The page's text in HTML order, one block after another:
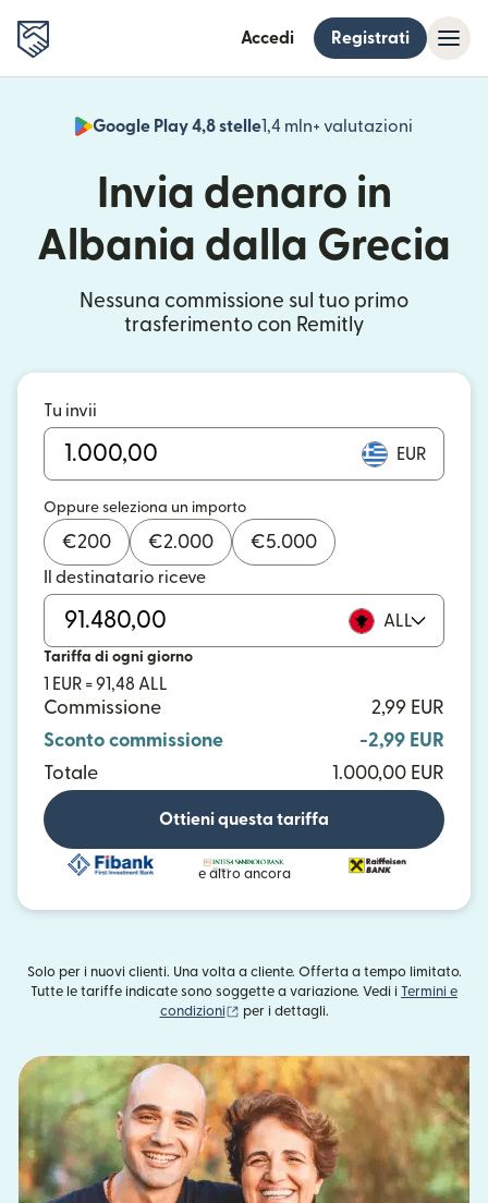
Accedi Registrati
Google Play 4,8 stelle1,4 mln+ valutazioni
Invia denaro in
Albania dalla Grecia
Nessuna commissione sul tuo primo
trasferimento con Remitly
Tu invii
EUR
Oppure seleziona un importo
€200 €2.000 €5.000
Il destinatario riceve
ALL
Tariffa di ogni giorno
1 EUR = 91,48 ALL
Commissione
2,99 EUR
Sconto commissione
-2,99 EUR
Totale
1.000,00 EUR
Ottieni questa tariffa
e altro ancora
Solo per i nuovi clienti. Una volta a cliente. Offerta a tempo limitato.
Tutte le tariffe indicate sono soggette a variazione. Vedi i Termini e
condizioni
(si apre in una nuova finestra)
per i dettagli.